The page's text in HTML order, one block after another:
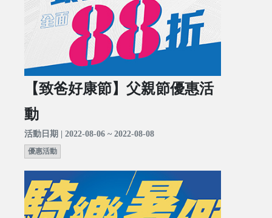
【致爸好康節】父親節優惠活
動
活動日期 | 2022-08-06 ~ 2022-08-08
優惠活動